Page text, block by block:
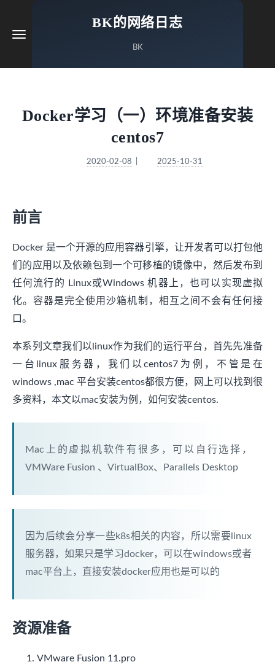
BK的网络日志
BK
Docker学习（一）环境准备安装
centos7
2020-02-08 2025-10-31
前言
Docker 是一个开源的应用容器引擎，让开发者可以打包他
们的应用以及依赖包到一个可移植的镜像中，然后发布到
任何流行的 Linux或Windows 机器上，也可以实现虚拟
化。容器是完全使用沙箱机制，相互之间不会有任何接
口。
本系列文章我们以linux作为我们的运行平台，首先先准备
一台linux服务器，我们以centos7为例，不管是在
windows ,mac 平台安装centos都很方便，网上可以找到很
多资料，本文以mac安装为例，如何安装centos.
Mac上的虚拟机软件有很多，可以自行选择，
VMWare Fusion 、VirtualBox、Parallels Desktop
因为后续会分享一些k8s相关的内容，所以需要linux
服务器，如果只是学习docker，可以在windows或者
mac平台上，直接安装docker应用也是可以的
资源准备
VMware Fusion 11.pro